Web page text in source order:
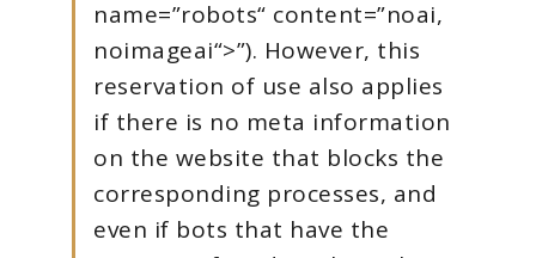
name=”robots“ content=”noai,
noimageai“>”). However, this
reservation of use also applies
if there is no meta information
on the website that blocks the
corresponding processes, and
even if bots that have the